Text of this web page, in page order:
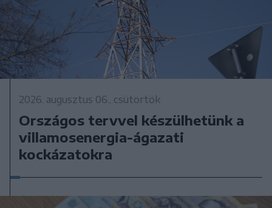
2026. augusztus 06., csütörtök
Országos tervvel készülhetünk a
villamosenergia-ágazati
kockázatokra